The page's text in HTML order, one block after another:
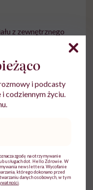
z zewnętrznego
i podcasty
codziennym życiu.
zgodę na otrzymywanie
usługach dot. Hello Zdrowie. W
newslettera. Wycofanie
którego dokonano przed
danych osobowych, w tym